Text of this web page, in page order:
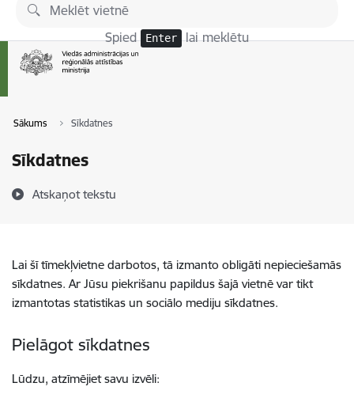
Pāriet uz lapas saturu
Spied Enter lai meklētu
Sākums Sīkdatnes
Sīkdatnes
Atskaņot tekstu
Lai šī tīmekļvietne darbotos, tā izmanto obligāti nepieciešamās
sīkdatnes. Ar Jūsu piekrišanu papildus šajā vietnē var tikt
izmantotas statistikas un sociālo mediju sīkdatnes.
Pielāgot sīkdatnes
Lūdzu, atzīmējiet savu izvēli: